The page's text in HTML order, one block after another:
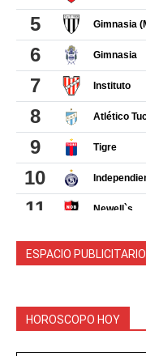
ESPACIO PUBLICITARIO
HOROSCOPO HOY